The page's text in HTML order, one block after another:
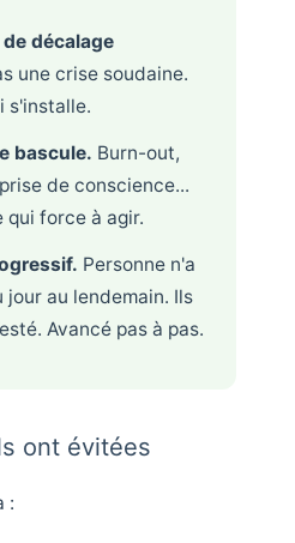
décalage
une crise soudaine.
s'installe.
bascule. Burn-out,
de conscience...
qui force à agir.
Personne n'a
au lendemain. Ils
Avancé pas à pas.
ont évitées
: